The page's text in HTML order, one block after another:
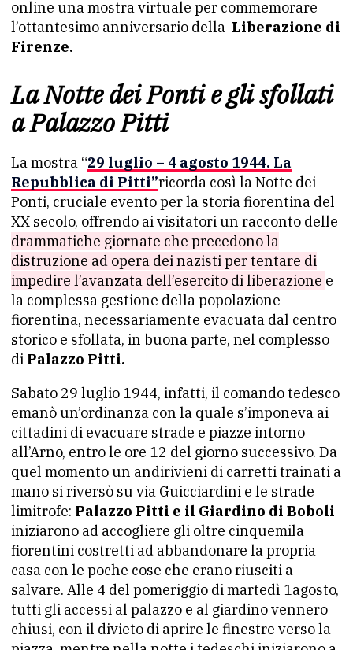
online una mostra virtuale per commemorare
l’ottantesimo anniversario della Liberazione di
Firenze.
La Notte dei Ponti e gli sfollati
a Palazzo Pitti
La mostra “29 luglio – 4 agosto 1944. La
Repubblica di Pitti”ricorda così la Notte dei
Ponti, cruciale evento per la storia fiorentina del
XX secolo, offrendo ai visitatori un racconto delle
drammatiche giornate che precedono la
distruzione ad opera dei nazisti per tentare di
impedire l’avanzata dell’esercito di liberazione e
la complessa gestione della popolazione
fiorentina, necessariamente evacuata dal centro
storico e sfollata, in buona parte, nel complesso
di Palazzo Pitti.
Sabato 29 luglio 1944, infatti, il comando tedesco
emanò un’ordinanza con la quale s’imponeva ai
cittadini di evacuare strade e piazze intorno
all’Arno, entro le ore 12 del giorno successivo. Da
quel momento un andirivieni di carretti trainati a
mano si riversò su via Guicciardini e le strade
limitrofe: Palazzo Pitti e il Giardino di Boboli
iniziarono ad accogliere gli oltre cinquemila
fiorentini costretti ad abbandonare la propria
casa con le poche cose che erano riusciti a
salvare. Alle 4 del pomeriggio di martedì 1agosto,
tutti gli accessi al palazzo e al giardino vennero
chiusi, con il divieto di aprire le finestre verso la